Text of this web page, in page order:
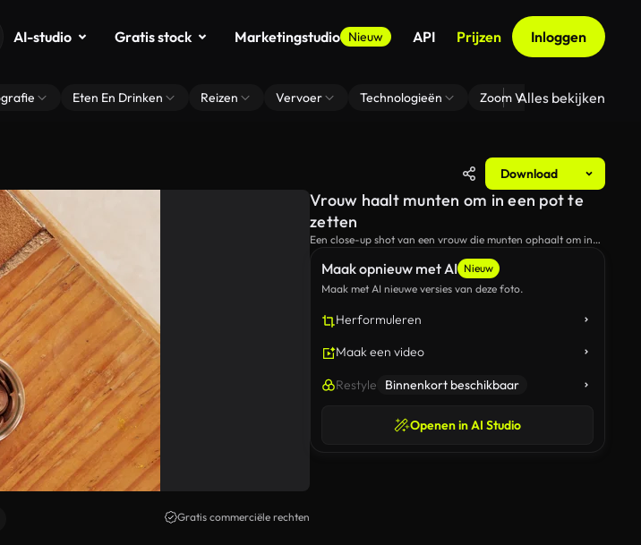
AI-studio Gratis stock Marketingstudio Nieuw API Prijzen Inloggen
Eten En Drinken Reizen Vervoer Technologieën Zoom Virtuele
Alles bekijken
Download
Gratis commerciële rechten
Maak opnieuw met AI Nieuw
Maak met AI nieuwe versies van deze foto.
Herformuleren
Maak een video
Restyle Binnenkort beschikbaar
Openen in AI Studio
Vrouw haalt munten om in een pot te
zetten
Een close-up shot van een vrouw die munten ophaalt om in